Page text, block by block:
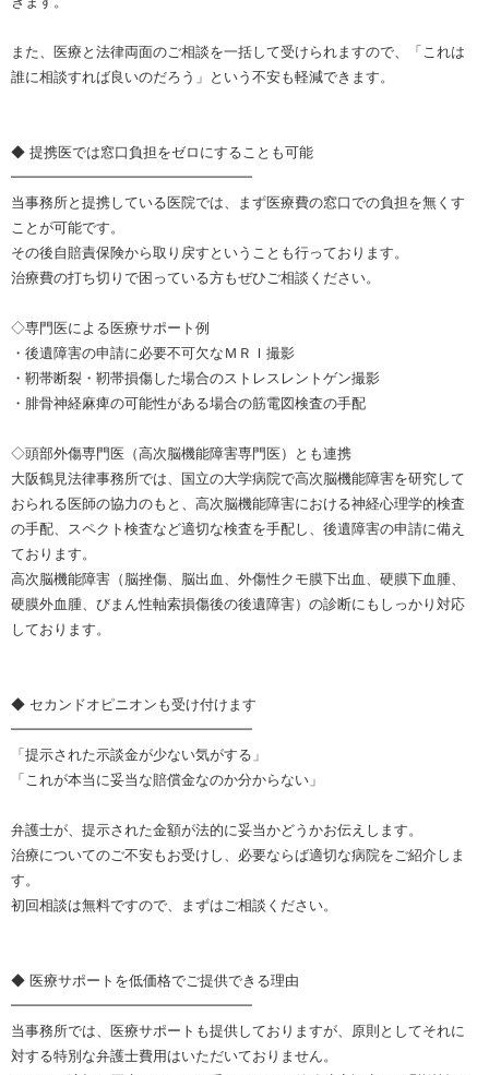
また、医療と法律両面のご相談を一括して受けられますので、「これは
誰に相談すれば良いのだろう」という不安も軽減できます。
◆ 提携医では窓口負担をゼロにすることも可能
━━━━━━━━━━━━━━━━━
当事務所と提携している医院では、まず医療費の窓口での負担を無くす
ことが可能です。
その後自賠責保険から取り戻すということも行っております。
治療費の打ち切りで困っている方もぜひご相談ください。
◇専門医による医療サポート例
・後遺障害の申請に必要不可欠なＭＲＩ撮影
・靭帯断裂・靭帯損傷した場合のストレスレントゲン撮影
・腓骨神経麻痺の可能性がある場合の筋電図検査の手配
◇頭部外傷専門医（高次脳機能障害専門医）とも連携
大阪鶴見法律事務所では、国立の大学病院で高次脳機能障害を研究して
おられる医師の協力のもと、高次脳機能障害における神経心理学的検査
の手配、スペクト検査など適切な検査を手配し、後遺障害の申請に備え
ております。
高次脳機能障害（脳挫傷、脳出血、外傷性クモ膜下出血、硬膜下血腫、
硬膜外血腫、びまん性軸索損傷後の後遺障害）の診断にもしっかり対応
しております。
◆ セカンドオピニオンも受け付けます
━━━━━━━━━━━━━━━━━
「提示された示談金が少ない気がする」
「これが本当に妥当な賠償金なのか分からない」
弁護士が、提示された金額が法的に妥当かどうかお伝えします。
治療についてのご不安もお受けし、必要ならば適切な病院をご紹介しま
す。
初回相談は無料ですので、まずはご相談ください。
◆ 医療サポートを低価格でご提供できる理由
━━━━━━━━━━━━━━━━━
当事務所では、医療サポートも提供しておりますが、原則としてそれに
対する特別な弁護士費用はいただいておりません。